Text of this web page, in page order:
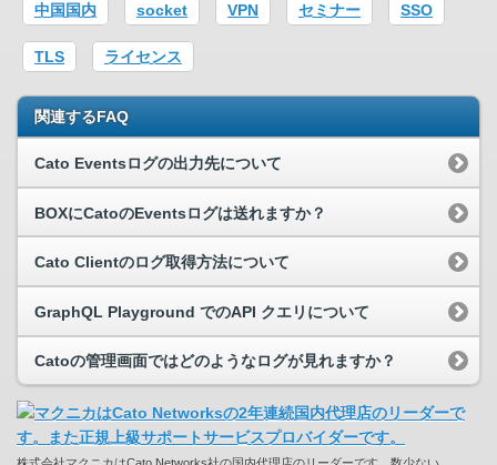
中国国内 socket VPN セミナー SSO
TLS ライセンス
関連するFAQ
Cato Eventsログの出力先について
BOXにCatoのEventsログは送れますか？
Cato Clientのログ取得方法について
GraphQL Playground でのAPI クエリについて
Catoの管理画面ではどのようなログが見れますか？